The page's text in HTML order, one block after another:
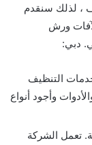
، لذلك سنقدم
ورش
دبي:
التنظيف
وأجود أنواع
تعمل الشركة